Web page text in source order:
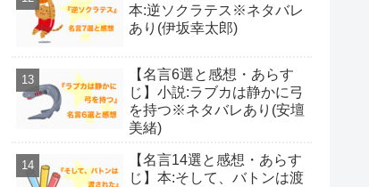
本:逆ソクラテス※ネタバレ
あり(伊坂幸太郎)
【名言6選と感想・あらす
じ】小説:ラブカは静かに弓
を持つ※ネタバレあり(安壇
美緒)
【名言14選と感想・あらす
じ】本:そして、バトンは渡